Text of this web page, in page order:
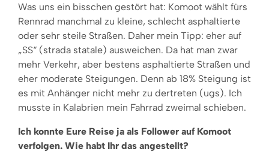
Was uns ein bisschen gestört hat: Komoot wählt fürs
Rennrad manchmal zu kleine, schlecht asphaltierte
oder sehr steile Straßen. Daher mein Tipp: eher auf
„SS“ (strada statale) ausweichen. Da hat man zwar
mehr Verkehr, aber bestens asphaltierte Straßen und
eher moderate Steigungen. Denn ab 18% Steigung ist
es mit Anhänger nicht mehr zu dertreten (ugs). Ich
musste in Kalabrien mein Fahrrad zweimal schieben.
Ich konnte Eure Reise ja als Follower auf Komoot
verfolgen. Wie habt Ihr das angestellt?